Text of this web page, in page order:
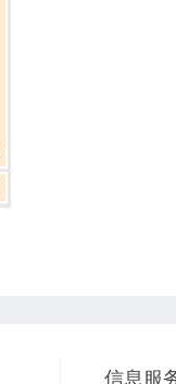
信息服